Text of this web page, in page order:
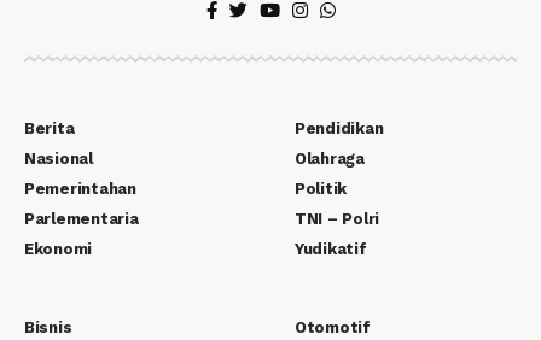
Berita
Nasional
Pemerintahan
Parlementaria
Ekonomi
Pendidikan
Olahraga
Politik
TNI – Polri
Yudikatif
Bisnis Otomotif